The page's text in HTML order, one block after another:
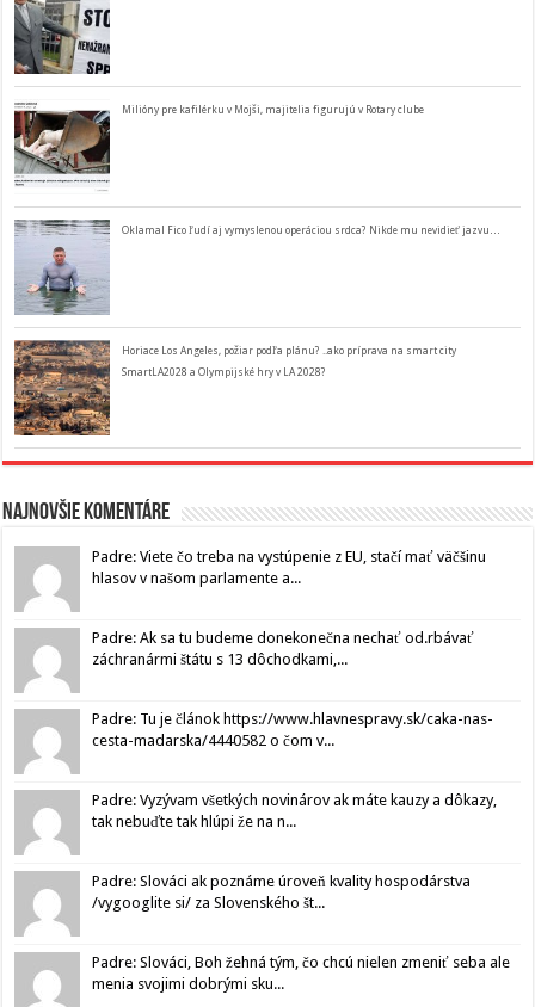
Milióny pre kafilérku v Mojši, majitelia figurujú v Rotary clube
Oklamal Fico ľudí aj vymyslenou operáciou srdca? Nikde mu nevidieť jazvu…
Horiace Los Angeles, požiar podľa plánu? ..ako príprava na smart city
SmartLA2028 a Olympijské hry v LA 2028?
Najnovšie komentáre
Padre: Viete čo treba na vystúpenie z EU, stačí mať väčšinu
hlasov v našom parlamente a...
Padre: Ak sa tu budeme donekonečna nechať od.rbávať
záchranármi štátu s 13 dôchodkami,...
Padre: Tu je článok https://www.hlavnespravy.sk/caka-nas-
cesta-madarska/4440582 o čom v...
Padre: Vyzývam všetkých novinárov ak máte kauzy a dôkazy,
tak nebuďte tak hlúpi že na n...
Padre: Slováci ak poznáme úroveň kvality hospodárstva
/vygooglite si/ za Slovenského št...
Padre: Slováci, Boh žehná tým, čo chcú nielen zmeniť seba ale
menia svojimi dobrými sku...